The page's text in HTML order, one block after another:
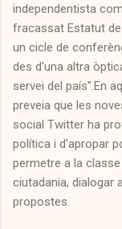
independentista
fracassat Estatut
un cicle de
des d'una altra
servei del país".En
preveia que les
social Twitter ha
política i d'apropar
permetre a la
ciutadania, dialogar
propostes.